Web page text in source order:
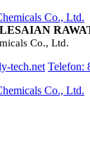
Co., Ltd.
tech.net Telefon: